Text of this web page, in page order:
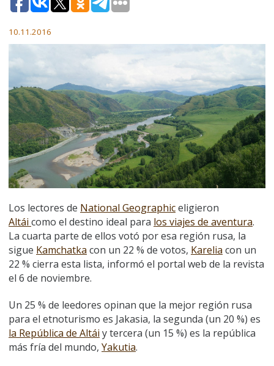
10.11.2016
Los lectores de National Geographiceligieron
Altái como el destino ideal para los viajes de aventura.
La cuarta parte de ellos votó por esa región rusa, la
sigue Kamchatka con un 22 % de votos, Karelia con un
22 % cierra esta lista, informó el portal web de la revista
el 6 de noviembre.
Un 25 % de leedores opinan que la mejor región rusa
para el etnoturismo es Jakasia, la segunda (un 20 %) es
la República de Altái y tercera (un 15 %) es la república
más fría del mundo, Yakutia.